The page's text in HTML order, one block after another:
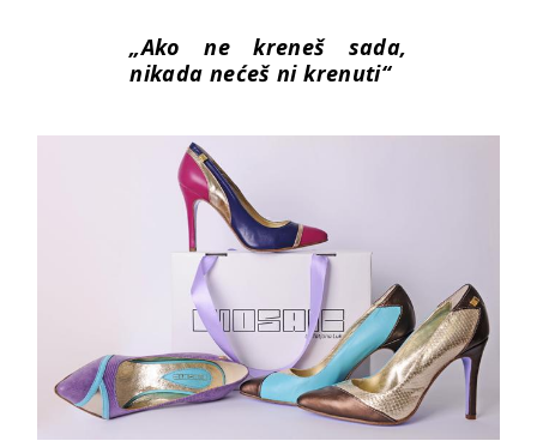
„Ako ne kreneš sada,
nikada nećeš ni krenuti“